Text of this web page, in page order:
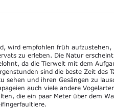
wird empfohlen früh
zu erleben. Die Natur
da die Tierwelt mit dem
sind die beste Zeit des
sehen und ihren Gesängen zu
auch viele andere
die ein paar Meter über dem